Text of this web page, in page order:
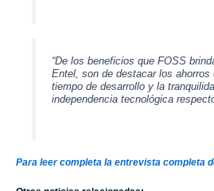
“De los beneficios que FOSS
Entel, son de destacar los
tiempo de desarrollo y la
independencia tecnológica
Para leer completa la entrevista completa